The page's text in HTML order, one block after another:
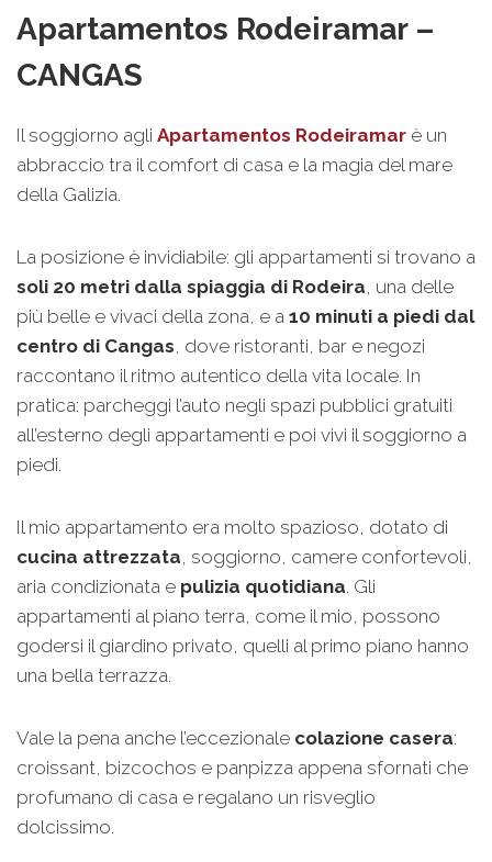
Apartamentos Rodeiramar –
CANGAS
Il soggiorno agli Apartamentos Rodeiramar è un
abbraccio tra il comfort di casa e la magia del mare
della Galizia.
La posizione è invidiabile: gli appartamenti si trovano a
soli 20 metri dalla spiaggia di Rodeira, una delle
più belle e vivaci della zona, e a 10 minuti a piedi dal
centro di Cangas, dove ristoranti, bar e negozi
raccontano il ritmo autentico della vita locale. In
pratica: parcheggi l’auto negli spazi pubblici gratuiti
all’esterno degli appartamenti e poi vivi il soggiorno a
piedi.
Il mio appartamento era molto spazioso, dotato di
cucina attrezzata, soggiorno, camere confortevoli,
aria condizionata e pulizia quotidiana. Gli
appartamenti al piano terra, come il mio, possono
godersi il giardino privato, quelli al primo piano hanno
una bella terrazza.
Vale la pena anche l’eccezionale colazione casera:
croissant, bizcochos e panpizza appena sfornati che
profumano di casa e regalano un risveglio
dolcissimo.